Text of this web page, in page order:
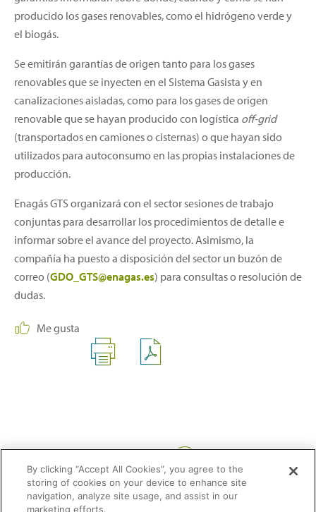
producido los gases renovables, como el hidrógeno verde y
el biogás.
Se emitirán garantías de origen tanto para los gases
renovables que se inyecten en el Sistema Gasista y en
canalizaciones aisladas, como para los gases de origen
renovable que se hayan producido con logística off-grid
(transportados en camiones o cisternas) o que hayan sido
utilizados para autoconsumo en las propias instalaciones de
producción.
Enagás GTS organizará con el sector sesiones de trabajo
conjuntas para desarrollar los procedimientos de detalle e
informar sobre el avance del proyecto. Asimismo, la
compañía ha puesto a disposición del sector un buzón de
correo (GDO_GTS@enagas.es) para consultas o resolución de
dudas.
Me gusta
By clicking “Accept All Cookies”, you agree to the
storing of cookies on your device to enhance site
navigation, analyze site usage, and assist in our
marketing efforts.